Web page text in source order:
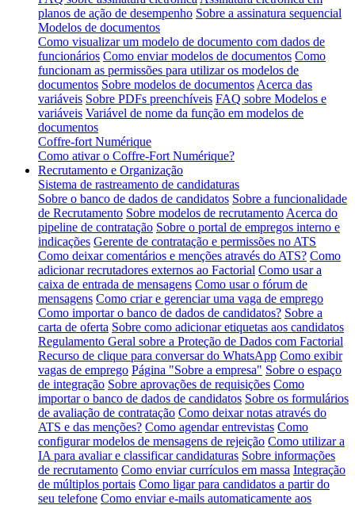
planos de ação de desempenho Sobre a assinatura sequencial
Modelos de documentos
Como visualizar um modelo de documento com dados de
funcionários Como enviar modelos de documentos Como
funcionam as permissões para utilizar os modelos de
documentos Sobre modelos de documentos Acerca das
variáveis Sobre PDFs preenchíveis FAQ sobre Modelos e
variáveis Variável de nome da função em modelos de
documentos
Coffre-fort Numérique
Como ativar o Coffre-Fort Numérique?
Recrutamento e Organização
Sistema de rastreamento de candidaturas
Sobre o banco de dados de candidatos Sobre a funcionalidade
de Recrutamento Sobre modelos de recrutamento Acerca do
pipeline de contratação Sobre o portal de empregos interno e
indicações Gerente de contratação e permissões no ATS
Como deixar comentários e menções através do ATS? Como
adicionar recrutadores externos ao Factorial Como usar a
caixa de entrada de mensagens Como usar o fórum de
mensagens Como criar e gerenciar uma vaga de emprego
Como importar o banco de dados de candidatos? Sobre a
carta de oferta Sobre como adicionar etiquetas aos candidatos
Regulamento Geral sobre a Proteção de Dados com Factorial
Recurso de clique para conversar do WhatsApp Como exibir
vagas de emprego Página "Sobre a empresa" Sobre o espaço
de integração Sobre aprovações de requisições Como
importar o banco de dados de candidatos Sobre os formulários
de avaliação de contratação Como deixar notas através do
ATS e das menções? Como agendar entrevistas Como
configurar modelos de mensagens de rejeição Como utilizar a
IA para avaliar e classificar candidaturas Sobre informações
de recrutamento Como enviar currículos em massa Integração
de múltiplos portais Como ligar para candidatos a partir do
seu telefone Como enviar e-mails automaticamente aos